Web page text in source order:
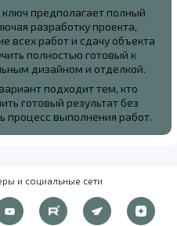
предполагает полный
разработку проекта,
всех работ и сдачу объекта
полностью готовый к
дизайном и отделкой.
подходит тем, кто
готовый результат без
процесс выполнения работ.
и социальные сети